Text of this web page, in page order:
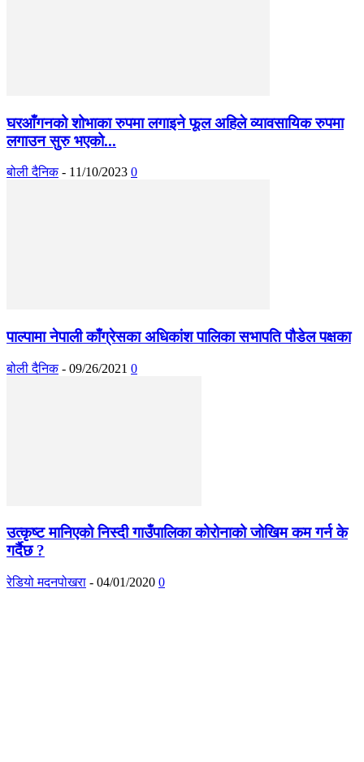
घरआँगनको शोभाका रुपमा लगाइने फूल अहिले व्यावसायिक रुपमा
लगाउन सुरु भएको...
बोली दैनिक - 11/10/2023 0
पाल्पामा नेपाली काँग्रेसका अधिकांश पालिका सभापति पौडेल पक्षका
बोली दैनिक - 09/26/2021 0
उत्कृष्ट मानिएको निस्दी गाउँपालिका कोरोनाको जोखिम कम गर्न के
गर्दैछ ?
रेडियो मदनपोखरा - 04/01/2020 0